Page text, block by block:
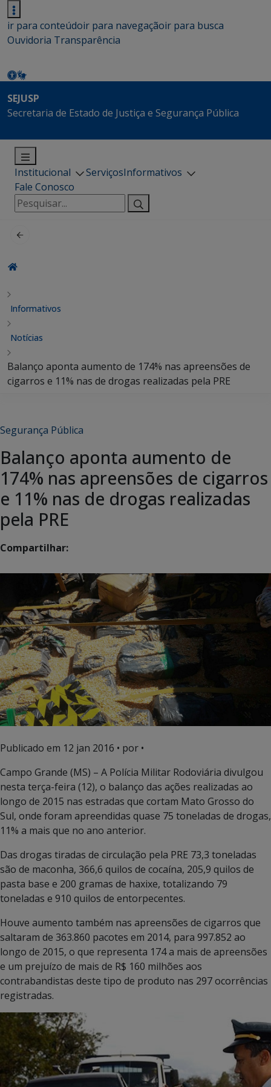
ir para conteúdoir para navegaçãoir para busca
Ouvidoria Transparência
SEJUSP
Secretaria de Estado de Justiça e Segurança Pública
Institucional ServiçosInformativos
Fale Conosco
Pesquisar
por:
Informativos
Notícias
Balanço aponta aumento de 174% nas apreensões de
cigarros e 11% nas de drogas realizadas pela PRE
Segurança Pública
Balanço aponta aumento de
174% nas apreensões de cigarros
e 11% nas de drogas realizadas
pela PRE
Compartilhar:
Publicado em 12 jan 2016 • por •
Campo Grande (MS) – A Polícia Militar Rodoviária divulgou
nesta terça-feira (12), o balanço das ações realizadas ao
longo de 2015 nas estradas que cortam Mato Grosso do
Sul, onde foram apreendidas quase 75 toneladas de drogas,
11% a mais que no ano anterior.
Das drogas tiradas de circulação pela PRE 73,3 toneladas
são de maconha, 366,6 quilos de cocaína, 205,9 quilos de
pasta base e 200 gramas de haxixe, totalizando 79
toneladas e 910 quilos de entorpecentes.
Houve aumento também nas apreensões de cigarros que
saltaram de 363.860 pacotes em 2014, para 997.852 ao
longo de 2015, o que representa 174 a mais de apreensões
e um prejuízo de mais de R$ 160 milhões aos
contrabandistas deste tipo de produto nas 297 ocorrências
registradas.